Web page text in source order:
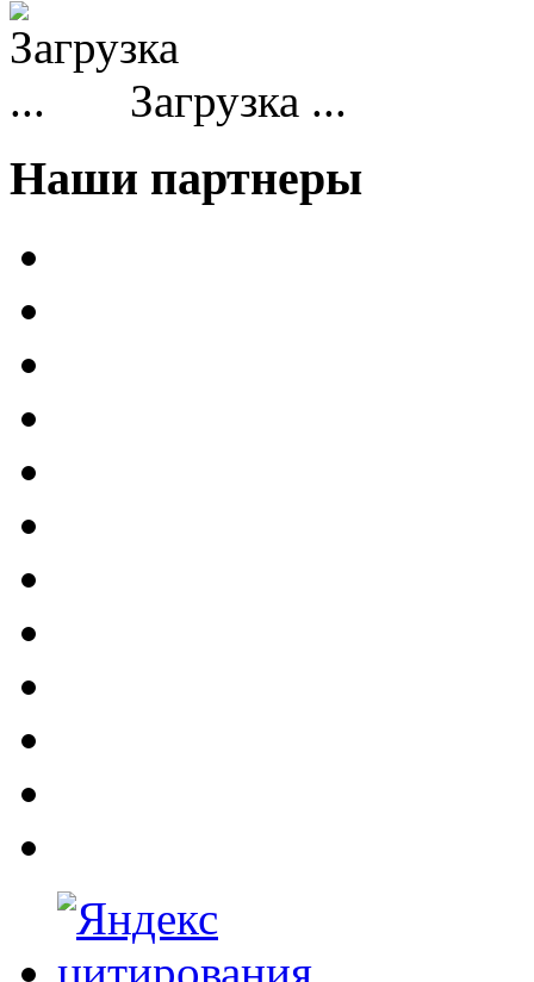
Загрузка ...
Наши партнеры